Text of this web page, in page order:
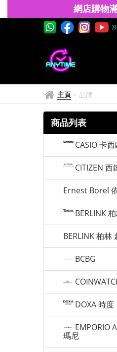
網店購物
主頁 > 品牌
商品列表
CASIO 卡西
CITIZEN 西
Ernest Borel
BERLINK
BERLINK 柏林
BCBG
DOXA 時度
EMPORIO
瑪尼